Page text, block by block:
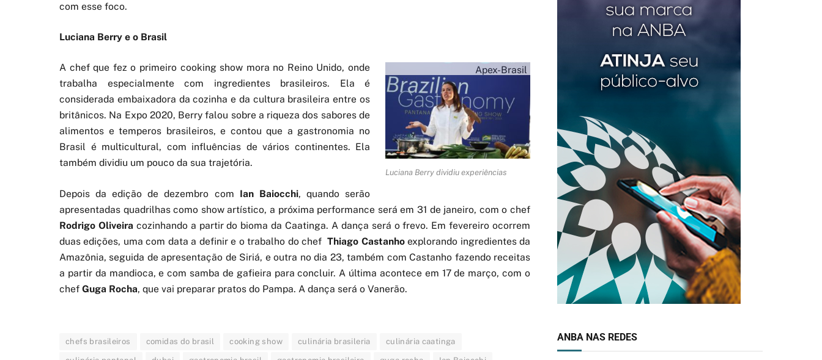
com esse foco.
Luciana Berry e o Brasil
Apex-Brasil
Luciana Berry dividiu experiências
A chef que fez o primeiro cooking show mora no Reino Unido, onde
trabalha especialmente com ingredientes brasileiros. Ela é
considerada embaixadora da cozinha e da cultura brasileira entre os
britânicos. Na Expo 2020, Berry falou sobre a riqueza dos sabores de
alimentos e temperos brasileiros, e contou que a gastronomia no
Brasil é multicultural, com influências de vários continentes. Ela
também dividiu um pouco da sua trajetória.
Depois da edição de dezembro com Ian Baiocchi, quando serão
apresentadas quadrilhas como show artístico, a próxima performance será em 31 de janeiro, com o chef
Rodrigo Oliveira cozinhando a partir do bioma da Caatinga. A dança será o frevo. Em fevereiro ocorrem
duas edições, uma com data a definir e o trabalho do chef Thiago Castanhoexplorando ingredientes da
Amazônia, seguida de apresentação de Siriá, e outra no dia 23, também com Castanho fazendo receitas
a partir da mandioca, e com samba de gafieira para concluir. A última acontece em 17 de março, com o
chef Guga Rocha, que vai preparar pratos do Pampa. A dança será o Vanerão.
chefs brasileiros comidas do brasil cooking show culinária brasileria culinária caatinga ANBA NAS REDES